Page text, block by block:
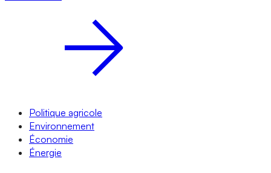
Politique agricole
Environnement
Économie
Énergie